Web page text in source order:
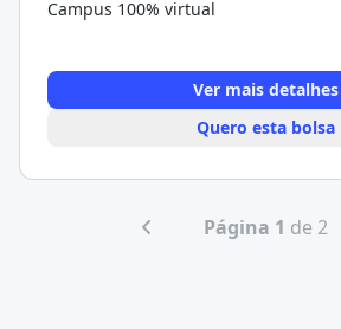
Campus 100% virtual
Ver mais detalhes
Quero esta bolsa
Página 1 de 2